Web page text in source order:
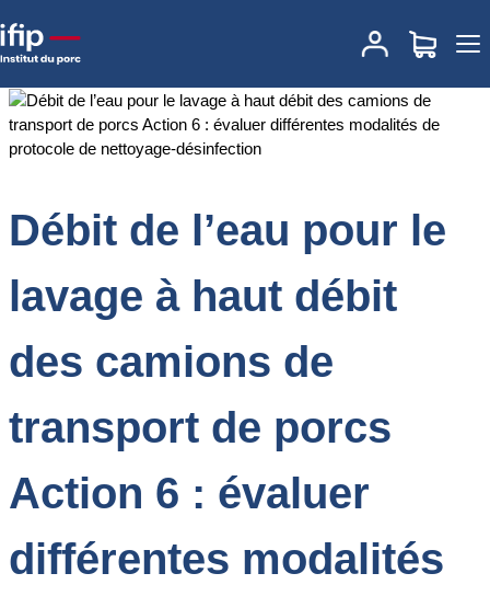
Accueil
Débit de l’eau pour le lavage à haut débit
des camions de transport de porcs Action 6 : évaluer différentes
Débit de l’eau pour le
lavage à haut débit
des camions de
transport de porcs
Action 6 : évaluer
différentes modalités